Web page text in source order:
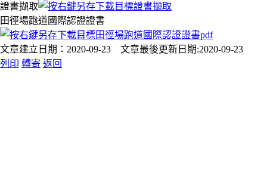
證書擷取
田徑場跑道國際認證證書
文章建立日期：2020-09-23 文章最後更新日期:2020-09-23
列印 轉寄 返回